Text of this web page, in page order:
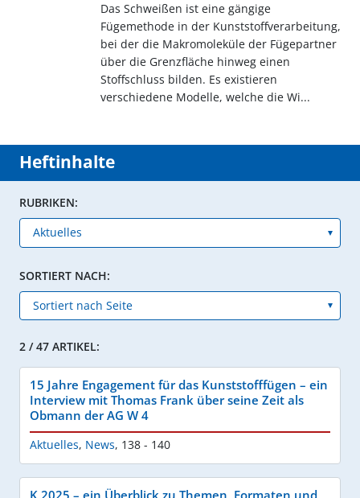
Das Schweißen ist eine gängige
Fügemethode in der Kunststoffverarbeitung,
bei der die Makromoleküle der Fügepartner
über die Grenzfläche hinweg einen
Stoffschluss bilden. Es existieren
verschiedene Modelle, welche die Wi...
Heftinhalte
RUBRIKEN:
SORTIERT NACH:
2 / 47 ARTIKEL:
15 Jahre Engagement für das Kunststofffügen – ein
Interview mit Thomas Frank über seine Zeit als
Obmann der AG W 4
Aktuelles, News, 138 - 140
K 2025 – ein Überblick zu Themen, Formaten und